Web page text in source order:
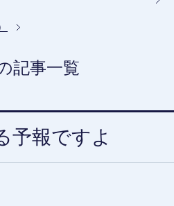
記事一覧
予報ですよ